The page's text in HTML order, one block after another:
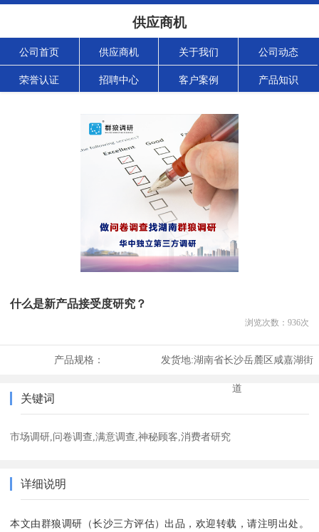
供应商机
公司首页 供应商机 关于我们 公司动态
荣誉认证 招聘中心 客户案例 产品知识
什么是新产品接受度研究？
浏览次数： 936次
产品规格： 发货地:湖南省长沙岳麓区咸嘉湖街
道
关键词
市场调研,问卷调查,满意调查,神秘顾客,消费者研究
详细说明
本文由群狼调研（长沙三方评估）出品，欢迎转载，请注明出处。